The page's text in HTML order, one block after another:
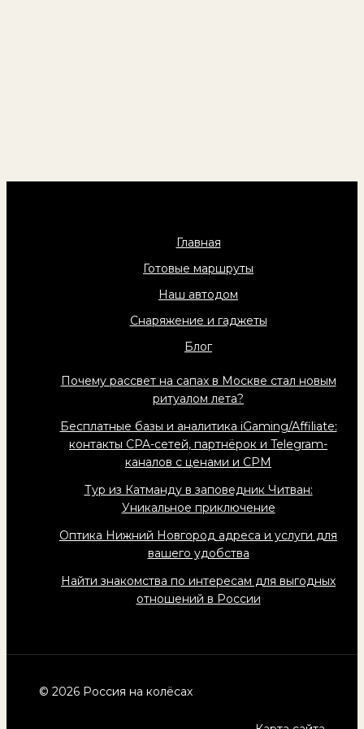
Главная
Готовые маршруты
Наш автодом
Снаряжение и гаджеты
Блог
Почему рассвет на сапах в Москве стал новым
ритуалом лета?
Бесплатные базы и аналитика iGaming/Affiliate:
контакты CPA-сетей, партнёрок и Telegram-
каналов с ценами и CPM
Тур из Катманду в заповедник Читван:
Уникальное приключение
Оптика Нижний Новгород адреса и услуги для
вашего удобства
Найти знакомства по интересам для выгодных
отношений в России
© 2026 Россия на колёсах